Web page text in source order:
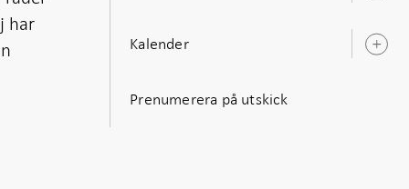
har
Kalender
Prenumerera på utskick